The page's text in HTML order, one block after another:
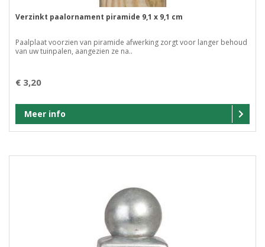
Verzinkt paalornament piramide 9,1 x 9,1 cm
Paalplaat voorzien van piramide afwerking zorgt voor langer behoud
van uw tuinpalen, aangezien ze na..
€ 3,20
Meer info